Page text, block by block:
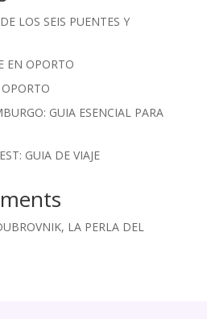
LOS SEIS PUENTES Y
EN OPORTO
GUIA ESENCIAL PARA
GUIA DE VIAJE
LA PERLA DEL